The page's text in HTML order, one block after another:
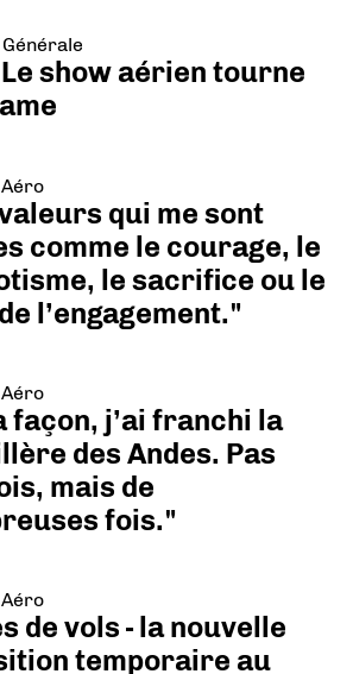
Le show aérien tourne
qui me sont
comme le courage, le
le sacrifice ou le
l’engagement."
façon, j’ai franchi la
des Andes. Pas
mais de
fois."
de vols - la nouvelle
temporaire au